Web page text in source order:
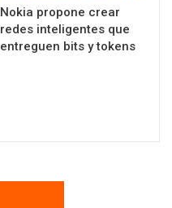
Nokia propone crear
redes inteligentes que
entreguen bits y tokens